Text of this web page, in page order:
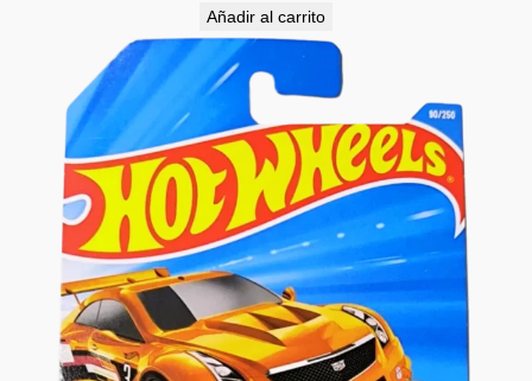
Añadir al carrito